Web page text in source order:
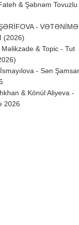
& Şəbnəm Tovuzlu
- VƏTƏNİMƏ
(2026)
& Topic - Tut
- Sən
& Könül Aliyeva -
2026